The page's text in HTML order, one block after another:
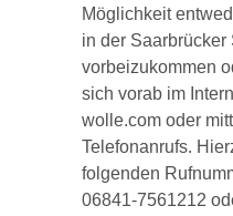
Möglichkeit
in der Saarbrücker
vorbeizukommen
sich vorab im
wolle.com oder
Telefonanrufs.
folgenden
06841-7561212